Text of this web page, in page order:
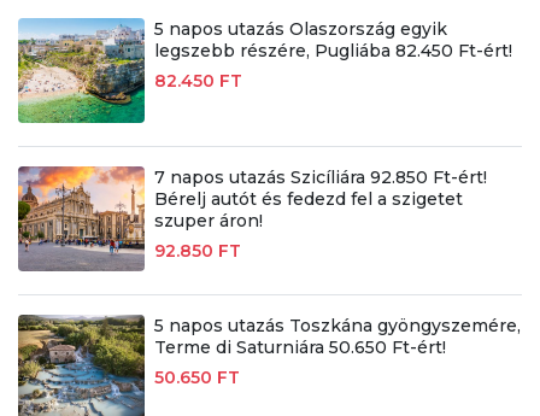
5 napos utazás Olaszország egyik
legszebb részére, Pugliába 82.450 Ft-ért!
82.450 FT
7 napos utazás Szicíliára 92.850 Ft-ért!
Bérelj autót és fedezd fel a szigetet
szuper áron!
92.850 FT
5 napos utazás Toszkána gyöngyszemére,
Terme di Saturniára 50.650 Ft-ért!
50.650 FT